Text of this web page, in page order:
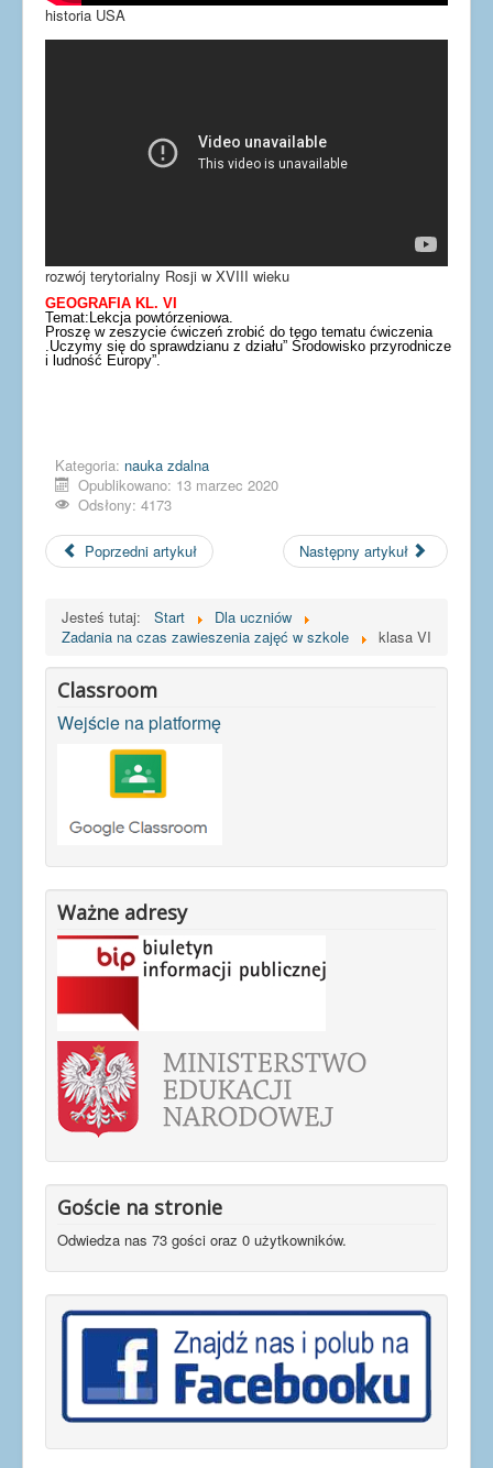
historia USA
rozwój terytorialny Rosji w XVIII wieku
GEOGRAFIA KL. VI
Temat:Lekcja powtórzeniowa.
Proszę w zeszycie ćwiczeń zrobić do tego tematu ćwiczenia
.Uczymy się do sprawdzianu z działu” Środowisko przyrodnicze
i ludność Europy”.
Kategoria: nauka zdalna
Opublikowano: 13 marzec 2020
Odsłony: 4173
Poprzedni artykuł Następny artykuł
Jesteś tutaj: Start
Dla uczniów
Zadania na czas zawieszenia zajęć w szkole
klasa VI
Classroom
Wejście na platformę
Ważne adresy
Goście na stronie
Odwiedza nas 73 gości oraz 0 użytkowników.